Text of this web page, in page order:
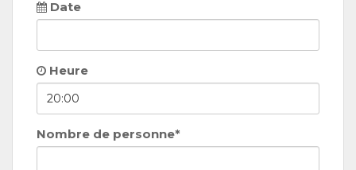
Date
Heure
Nombre de personne*